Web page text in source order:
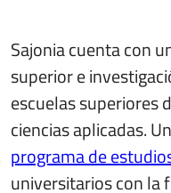
Sajonia cuenta con
superior e
escuelas superiores
ciencias aplicadas.
programa de
universitarios con la